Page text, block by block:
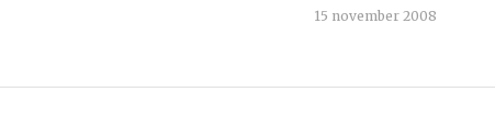
15 november 2008